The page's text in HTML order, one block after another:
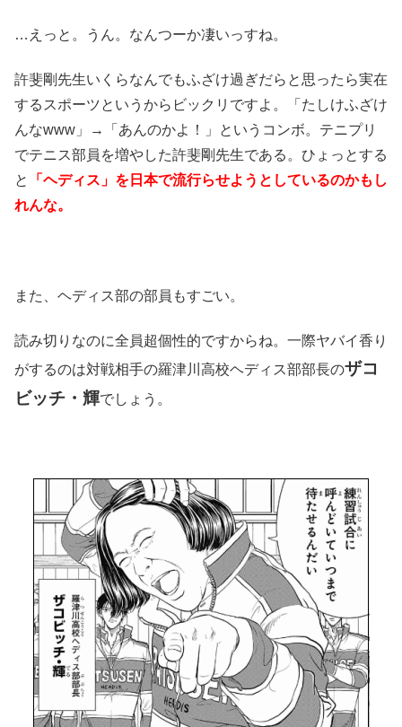
…えっと。うん。なんつーか凄いっすね。
許斐剛先生いくらなんでもふざけ過ぎだらと思ったら実在
するスポーツというからビックリですよ。「たしけふざけ
んなwww」→「あんのかよ！」というコンボ。テニプリ
でテニス部員を増やした許斐剛先生である。ひょっとする
と
「ヘディス」を日本で流行らせようとしているのかもし
れんな。
また、ヘディス部の部員もすごい。
読み切りなのに全員超個性的ですからね。一際ヤバイ香り
がするのは対戦相手の羅津川高校ヘディス部部長のザコ
ビッチ・輝でしょう。